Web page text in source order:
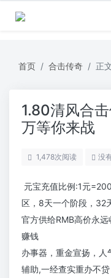
首页 合击传奇 正
1.80清风合
万等你来战
1,478次阅读 没
元宝充值比例:1元
区，8天一个阶段，32
官方供给RMB高价永
赚钱
办事器，重金宣扬，
辅助,一经查实重办不贷